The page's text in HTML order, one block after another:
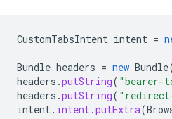
CustomTabsIntent intent =
Bundle headers = new Bundle
headers .putString( "bearer-
headers .putString(
intent. intent.putExtra(